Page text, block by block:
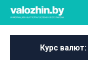
Курс валют: